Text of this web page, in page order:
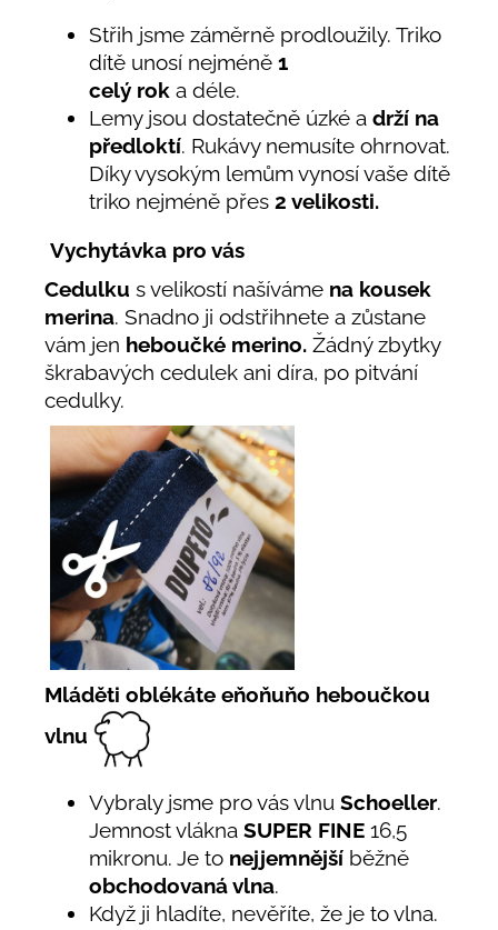
Střih jsme záměrně prodloužily. Triko
dítě unosí nejméně 1
celý rok a déle.
Lemy jsou dostatečně úzké a drží na
předloktí. Rukávy nemusíte ohrnovat.
Díky vysokým lemům vynosí vaše dítě
triko nejméně přes 2 velikosti.
Vychytávka pro vás
Cedulku s velikostí našíváme na kousek
merina. Snadno ji odstřihnete a zůstane
vám jen heboučké merino. Žádný zbytky
škrabavých cedulek ani díra, po pitvání
cedulky.
Mláděti oblékáte eňoňuňo heboučkou
vlnu
Vybraly jsme pro vás vlnu Schoeller.
Jemnost vlákna SUPER FINE 16,5
mikronu. Je to nejjemnější běžně
obchodovaná vlna.
Když ji hladíte, nevěříte, že je to vlna.